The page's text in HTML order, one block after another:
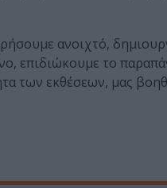
ανοιχτό,
επιδιώκουμε το
των εκθέσεων, μας